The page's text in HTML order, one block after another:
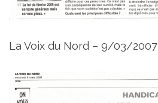
La Voix du Nord – 9/03/2007